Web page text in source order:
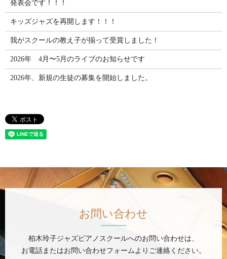
発表会です！！！
キッズジャズを再開します！！！
我がスクールの教え子が揃って受賞しました！
2026年 4月〜5月のライブのお知らせです
2026年、新規の生徒の募集を開始しました。
お問い合わせ
柏木玲子ジャズピアノスクールへのお問い合わせは、
お電話またはお問い合わせフォームよりご連絡ください。